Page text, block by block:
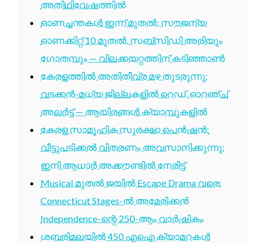
അതിഥിവേഷത്തിൽ
ഓണച്ചന്തകൾ ഇന്ന് മുതൽ; സൗജന്യ
ഓണക്കിറ്റ് 10 മുതൽ, സബ്സിഡി അരിയും
ഗോതമ്പും — വിലക്കയറ്റത്തിന് കടിഞ്ഞാൺ
കേരളത്തിൽ അതിതീവ്ര മഴ തുടരുന്നു;
വടക്കൻ-മധ്യ ജില്ലകളിൽ റെഡ്, ഓറഞ്ച്
അലർട്ട് — ആയിരങ്ങൾ ക്യാമ്പുകളിൽ
കേരള സാമൂഹിക സുരക്ഷാ പെൻഷൻ:
വീട്ടുപടിക്കൽ വിതരണം അവസാനിക്കുന്നു;
ഇനി ആധാർ അക്കൗണ്ടിൽ നേരിട്ട്
Musical മുതൽ ജയിൽ Escape Drama വരെ:
Connecticut Stages-ൽ അമേരിക്കൻ
Independence-ന്റെ 250-ആം വാർഷികം
ശബരിമലയിൽ 450 എഐ ക്യാമറകൾ